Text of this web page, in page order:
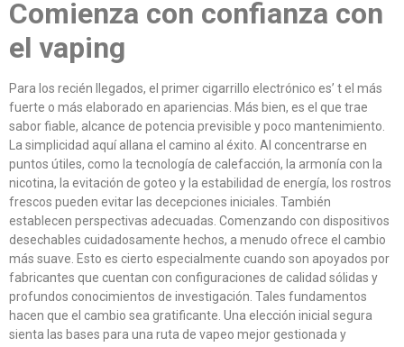
Comienza con confianza con
el vaping
Para los recién llegados, el primer cigarrillo electrónico es’ t el más
fuerte o más elaborado en apariencias. Más bien, es el que trae
sabor fiable, alcance de potencia previsible y poco mantenimiento.
La simplicidad aquí allana el camino al éxito. Al concentrarse en
puntos útiles, como la tecnología de calefacción, la armonía con la
nicotina, la evitación de goteo y la estabilidad de energía, los rostros
frescos pueden evitar las decepciones iniciales. También
establecen perspectivas adecuadas. Comenzando con dispositivos
desechables cuidadosamente hechos, a menudo ofrece el cambio
más suave. Esto es cierto especialmente cuando son apoyados por
fabricantes que cuentan con configuraciones de calidad sólidas y
profundos conocimientos de investigación. Tales fundamentos
hacen que el cambio sea gratificante. Una elección inicial segura
sienta las bases para una ruta de vapeo mejor gestionada y